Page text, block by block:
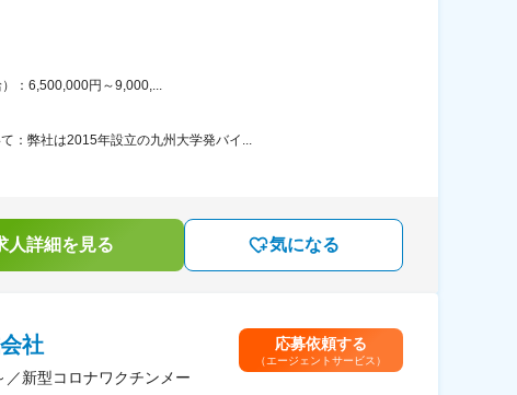
：6,500,000円～9,000,...
：弊社は2015年設立の九州大学発バイ...
人詳細を見る 気になる
社
新型コロナワクチンメー
応募依頼する
（エージェントサービス）